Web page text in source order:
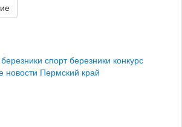
березники спорт березники конкурс
новости Пермский край